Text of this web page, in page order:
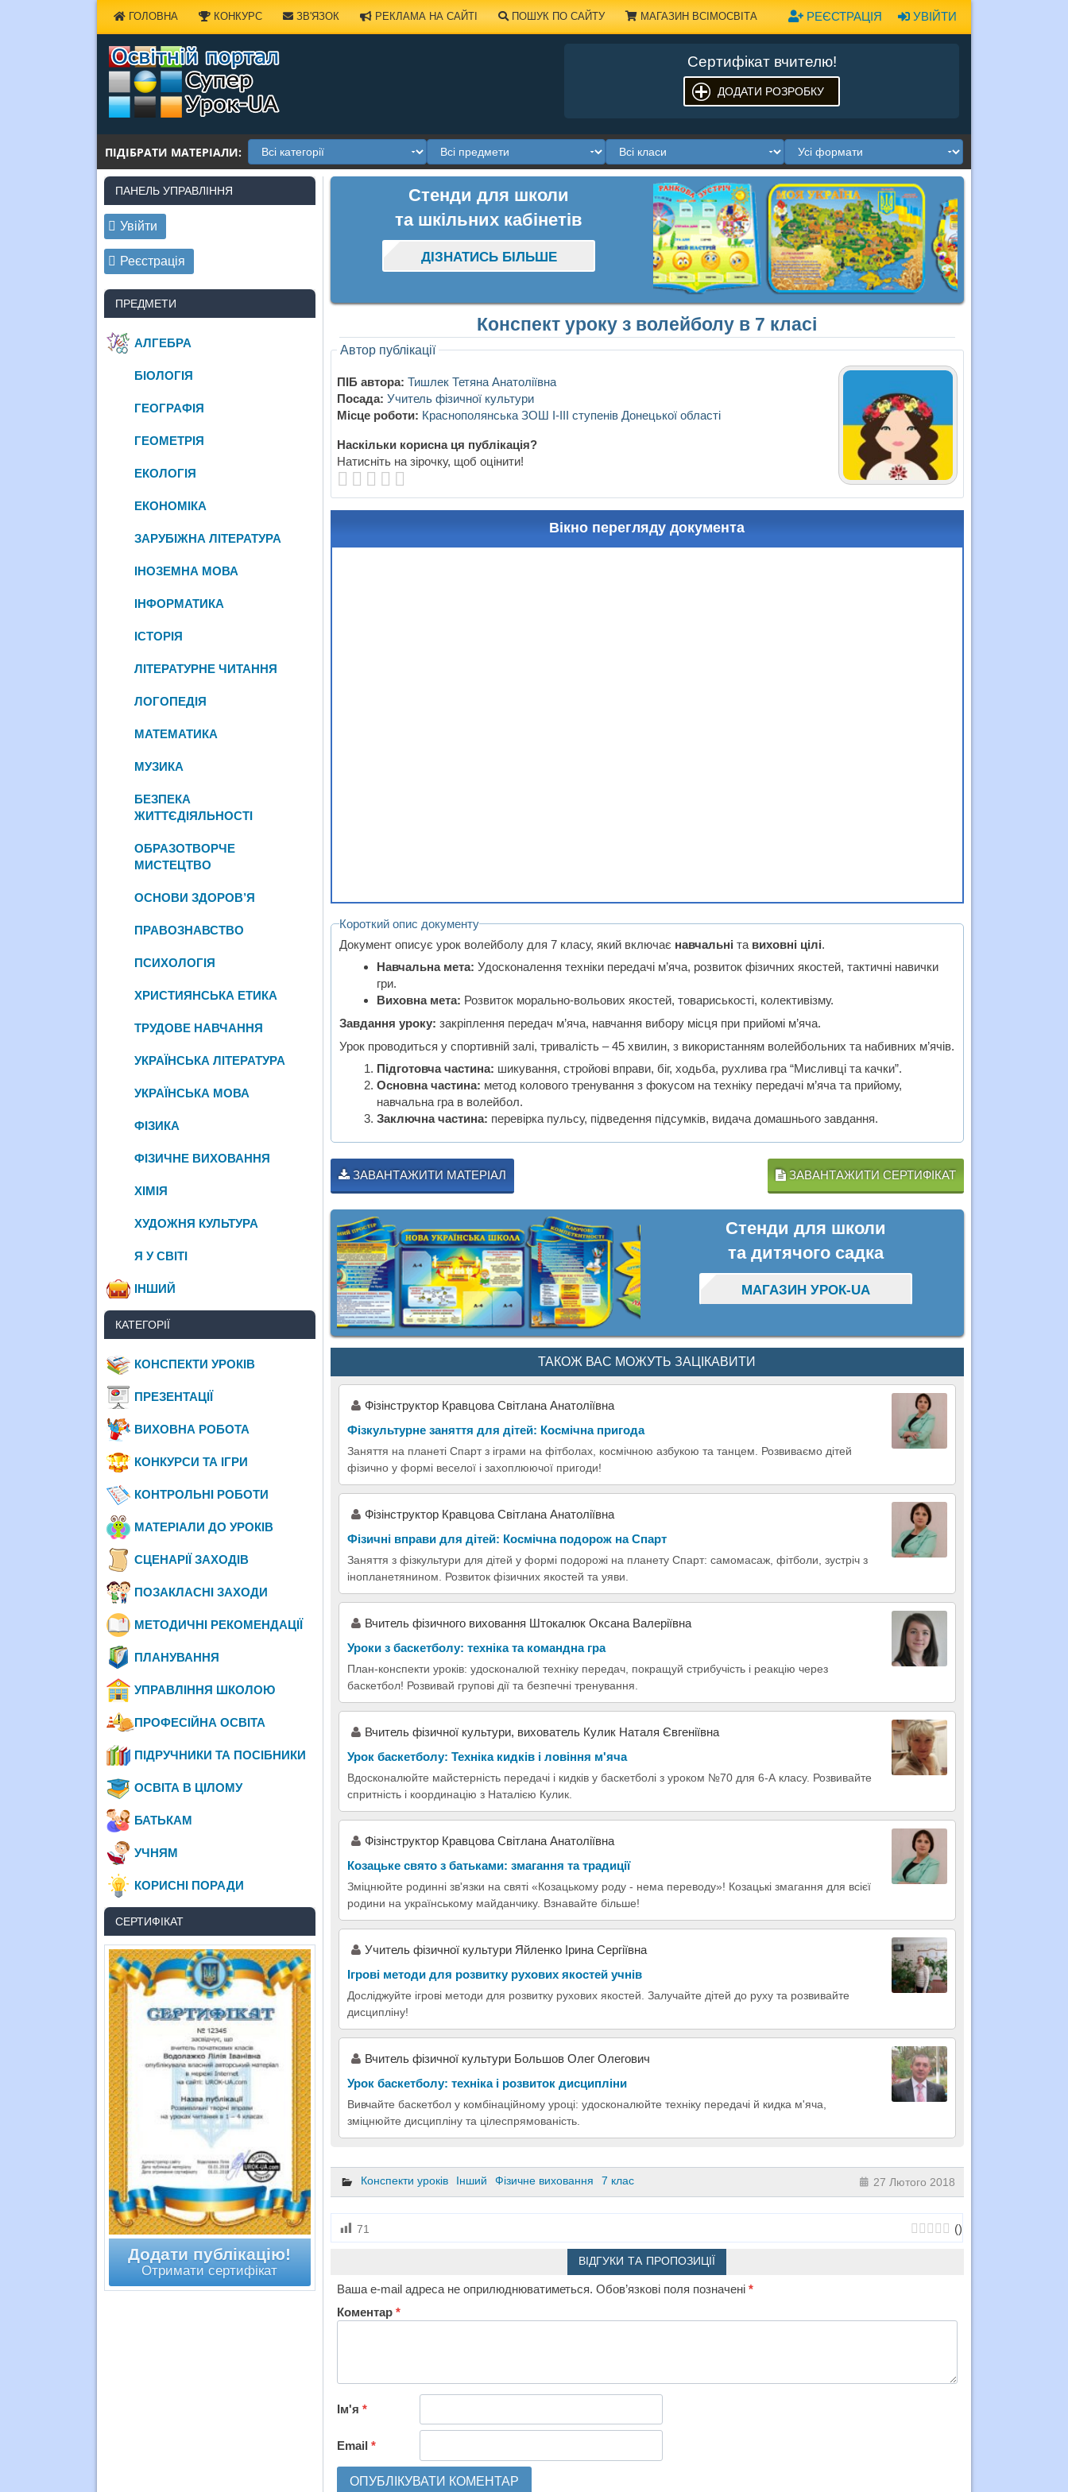
УВІЙТИ
РЕЄСТРАЦІЯ
ГОЛОВНА КОНКУРС ЗВ'ЯЗОК РЕКЛАМА НА САЙТІ ПОШУК ПО САЙТУ МАГАЗИН ВСІМОСВІТА
Сертифікат вчителю!
ДОДАТИ РОЗРОБКУ
ПІДІБРАТИ МАТЕРІАЛИ:
Стенди для школи
та шкільних кабінетів
ДІЗНАТИСЬ БІЛЬШЕ
Конспект уроку з волейболу в 7 класі
Автор публікації
ПІБ автора: Тишлек Тетяна Анатоліївна
Посада: Учитель фізичної культури
Місце роботи: Краснополянська ЗОШ І-ІІІ ступенів Донецької області
Наскільки корисна ця публікація?
Натисніть на зірочку, щоб оцінити!
Вікно перегляду документа
Короткий опис документу
Документ описує урок волейболу для 7 класу, який включає навчальні та виховні цілі.
Навчальна мета: Удосконалення техніки передачі м’яча, розвиток фізичних якостей, тактичні навички
гри.
Виховна мета: Розвиток морально-вольових якостей, товариськості, колективізму.
Завдання уроку: закріплення передач м’яча, навчання вибору місця при прийомі м’яча.
Урок проводиться у спортивній залі, тривалість – 45 хвилин, з використанням волейбольних та набивних м’ячів.
Підготовча частина: шикування, стройові вправи, біг, ходьба, рухлива гра “Мисливці та качки”.
Основна частина: метод колового тренування з фокусом на техніку передачі м’яча та прийому,
навчальна гра в волейбол.
Заключна частина: перевірка пульсу, підведення підсумків, видача домашнього завдання.
ЗАВАНТАЖИТИ МАТЕРІАЛ ЗАВАНТАЖИТИ СЕРТИФІКАТ
Стенди для школи
та дитячого садка
МАГАЗИН УРОК-UA
ТАКОЖ ВАС МОЖУТЬ ЗАЦІКАВИТИ
Фізінструктор Кравцова Світлана Анатоліївна
Фізкультурне заняття для дітей: Космічна пригода
Заняття на планеті Спарт з іграми на фітболах, космічною азбукою та танцем. Розвиваємо дітей
фізично у формі веселої і захоплюючої пригоди!
Фізінструктор Кравцова Світлана Анатоліївна
Фізичні вправи для дітей: Космічна подорож на Спарт
Заняття з фізкультури для дітей у формі подорожі на планету Спарт: самомасаж, фітболи, зустріч з
інопланетянином. Розвиток фізичних якостей та уяви.
Вчитель фізичного виховання Штокалюк Оксана Валеріївна
Уроки з баскетболу: техніка та командна гра
План-конспекти уроків: удосконалюй техніку передач, покращуй стрибучість і реакцію через
баскетбол! Розвивай групові дії та безпечні тренування.
Вчитель фізичної культури, вихователь Кулик Наталя Євгеніївна
Урок баскетболу: Техніка кидків і ловіння м'яча
Вдосконалюйте майстерність передачі і кидків у баскетболі з уроком №70 для 6-А класу. Розвивайте
спритність і координацію з Наталією Кулик.
Фізінструктор Кравцова Світлана Анатоліївна
Козацьке свято з батьками: змагання та традиції
Зміцнюйте родинні зв'язки на святі «Козацькому роду - нема переводу»! Козацькі змагання для всієї
родини на українському майданчику. Взнавайте більше!
Учитель фізичної культури Яйленко Ірина Сергіївна
Ігрові методи для розвитку рухових якостей учнів
Досліджуйте ігрові методи для розвитку рухових якостей. Залучайте дітей до руху та розвивайте
дисципліну!
Вчитель фізичної культури Большов Олег Олегович
Урок баскетболу: техніка і розвиток дисципліни
Вивчайте баскетбол у комбінаційному уроці: удосконалюйте техніку передачі й кидка м'яча,
зміцнюйте дисципліну та цілеспрямованість.
Конспекти уроків Інший Фізичне виховання 7 клас 27 Лютого 2018
71 ()
ВІДГУКИ ТА ПРОПОЗИЦІЇ
Ваша e-mail адреса не оприлюднюватиметься. Обов’язкові поля позначені *
Коментар *
Ім'я *
Email *
ПАНЕЛЬ УПРАВЛІННЯ
Увійти
Реєстрація
ПРЕДМЕТИ
АЛГЕБРА
БІОЛОГІЯ
ГЕОГРАФІЯ
ГЕОМЕТРІЯ
ЕКОЛОГІЯ
ЕКОНОМІКА
ЗАРУБІЖНА ЛІТЕРАТУРА
ІНОЗЕМНА МОВА
ІНФОРМАТИКА
ІСТОРІЯ
ЛІТЕРАТУРНЕ ЧИТАННЯ
ЛОГОПЕДІЯ
МАТЕМАТИКА
МУЗИКА
БЕЗПЕКА
ЖИТТЄДІЯЛЬНОСТІ
ОБРАЗОТВОРЧЕ
МИСТЕЦТВО
ОСНОВИ ЗДОРОВ’Я
ПРАВОЗНАВСТВО
ПСИХОЛОГІЯ
ХРИСТИЯНСЬКА ЕТИКА
ТРУДОВЕ НАВЧАННЯ
УКРАЇНСЬКА ЛІТЕРАТУРА
УКРАЇНСЬКА МОВА
ФІЗИКА
ФІЗИЧНЕ ВИХОВАННЯ
ХІМІЯ
ХУДОЖНЯ КУЛЬТУРА
Я У СВІТІ
ІНШИЙ
КАТЕГОРІЇ
КОНСПЕКТИ УРОКІВ
ПРЕЗЕНТАЦІЇ
ВИХОВНА РОБОТА
КОНКУРСИ ТА ІГРИ
КОНТРОЛЬНІ РОБОТИ
МАТЕРІАЛИ ДО УРОКІВ
СЦЕНАРІЇ ЗАХОДІВ
ПОЗАКЛАСНІ ЗАХОДИ
МЕТОДИЧНІ РЕКОМЕНДАЦІЇ
ПЛАНУВАННЯ
УПРАВЛІННЯ ШКОЛОЮ
ПРОФЕСІЙНА ОСВІТА
ПІДРУЧНИКИ ТА ПОСІБНИКИ
ОСВІТА В ЦІЛОМУ
БАТЬКАМ
УЧНЯМ
КОРИСНІ ПОРАДИ
СЕРТИФІКАТ
Додати публікацію!
Отримати сертифікат